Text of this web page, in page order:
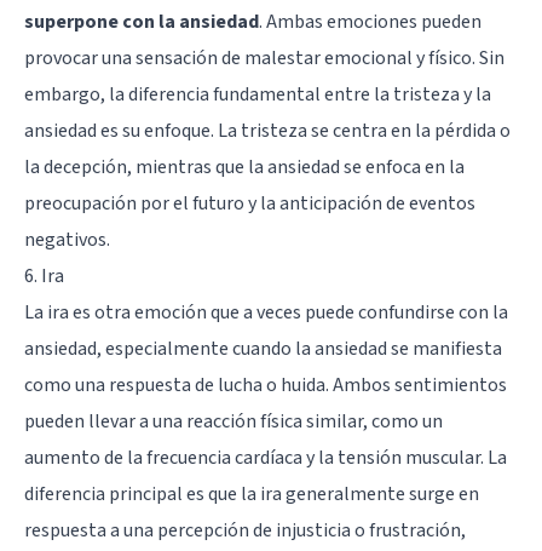
superpone con la ansiedad. Ambas emociones pueden
provocar una sensación de malestar emocional y físico. Sin
embargo, la diferencia fundamental entre la tristeza y la
ansiedad es su enfoque. La tristeza se centra en la pérdida o
la decepción, mientras que la ansiedad se enfoca en la
preocupación por el futuro y la anticipación de eventos
negativos.
6. Ira
La iraes otra emoción que a veces puede confundirse con la
ansiedad, especialmente cuando la ansiedad se manifiesta
como una respuesta de lucha o huida. Ambos sentimientos
pueden llevar a una reacción física similar, como un
aumento de la frecuencia cardíaca y la tensión muscular. La
diferencia principal es que la ira generalmente surge en
respuesta a una percepción de injusticia o frustración,